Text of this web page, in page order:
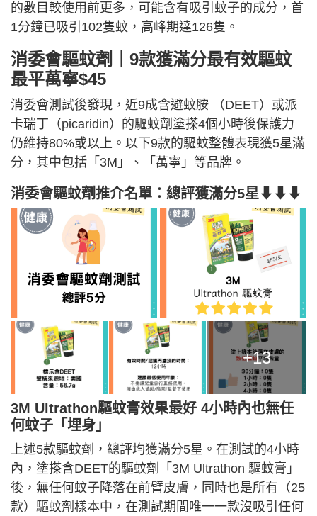
的數目較使用前更多，可能含有吸引蚊子的成分，首
1分鐘已吸引102隻蚊，高峰期達126隻。
消委會驅蚊劑｜9款獲滿分最有效驅蚊
最平萬寧$45
消委會測試後發現，近9成含避蚊胺 （DEET）或派
卡瑞丁（picaridin）的驅蚊劑塗搽4個小時後保護力
仍維持80%或以上。以下9款的驅蚊整體表現獲5星滿
分，其中包括「3M」、「萬寧」等品牌。
消委會驅蚊劑推介名單：總評獲滿分5星⬇⬇⬇
+13
3M Ultrathon驅蚊膏效果最好 4小時內也無任
何蚊子「埋身」
上述5款驅蚊劑，總評均獲滿分5星。在測試的4小時
內，塗搽含DEET的驅蚊劑「3M Ultrathon 驅蚊膏」
後，無任何蚊子降落在前臂皮膚，同時也是所有（25
款）驅蚊劑樣本中，在測試期間唯一一款沒吸引任何